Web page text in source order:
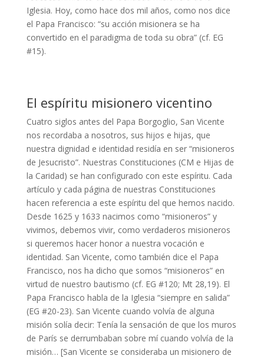
Iglesia. Hoy, como hace dos mil años, como nos dice
el Papa Francisco: “su acción misionera se ha
convertido en el paradigma de toda su obra” (cf. EG
#15).
El espíritu misionero vicentino
Cuatro siglos antes del Papa Borgoglio, San Vicente
nos recordaba a nosotros, sus hijos e hijas, que
nuestra dignidad e identidad residía en ser “misioneros
de Jesucristo”. Nuestras Constituciones (CM e Hijas de
la Caridad) se han configurado con este espíritu. Cada
artículo y cada página de nuestras Constituciones
hacen referencia a este espíritu del que hemos nacido.
Desde 1625 y 1633 nacimos como “misioneros” y
vivimos, debemos vivir, como verdaderos misioneros
si queremos hacer honor a nuestra vocación e
identidad. San Vicente, como también dice el Papa
Francisco, nos ha dicho que somos “misioneros” en
virtud de nuestro bautismo (cf. EG #120; Mt 28,19). El
Papa Francisco habla de la Iglesia “siempre en salida”
(EG #20-23). San Vicente cuando volvía de alguna
misión solía decir: Tenía la sensación de que los muros
de París se derrumbaban sobre mí cuando volvía de la
misión… [San Vicente se consideraba un misionero de